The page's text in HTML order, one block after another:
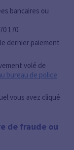
bancaires ou
170.
dernier paiement
volé de
bureau de police
vous avez cliqué
de fraude ou